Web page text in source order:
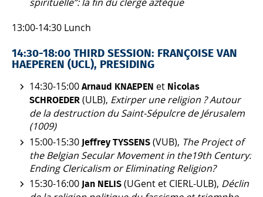
13:00-14:30 Lunch
14:30-18:00 THIRD SESSION: FRANÇOISE VAN
HAEPEREN (UCL), PRESIDING
14:30-15:00 Arnaud KNAEPEN et Nicolas
SCHROEDER (ULB), Extirper une religion ? Autour
de la destruction du Saint-Sépulcre de Jérusalem
(1009)
15:00-15:30 Jeffrey TYSSENS (VUB), The Project of
the Belgian Secular Movement in the19th Century:
Ending Clericalism or Eliminating Religion?
15:30-16:00 Jan NELIS (UGent et CIERL-ULB), Déclin